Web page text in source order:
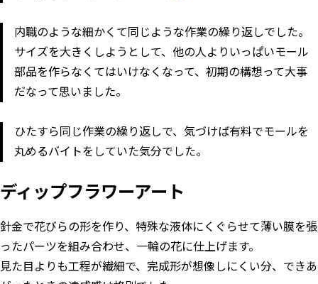
内職のような細かくて同じような作業の繰り返しでした。
サイズを大きくしようとして、他の人よりいっぱいモール
部品を作らなくてはいけなくなって、初期の構想って大事
だなって思いました。
ひたすら同じ作業の繰り返しで、気づけば有料でモールを
丸めるバイトをしていた気分でした。
ディップフラワーアート
針金で花びらの形を作り、特殊な液体にくぐらせて薄い膜を張
ったパーツを組み合わせ、一輪の花に仕上げます。
見た目よりも工程が繊細で、完成形が想像しにくい分、できあ